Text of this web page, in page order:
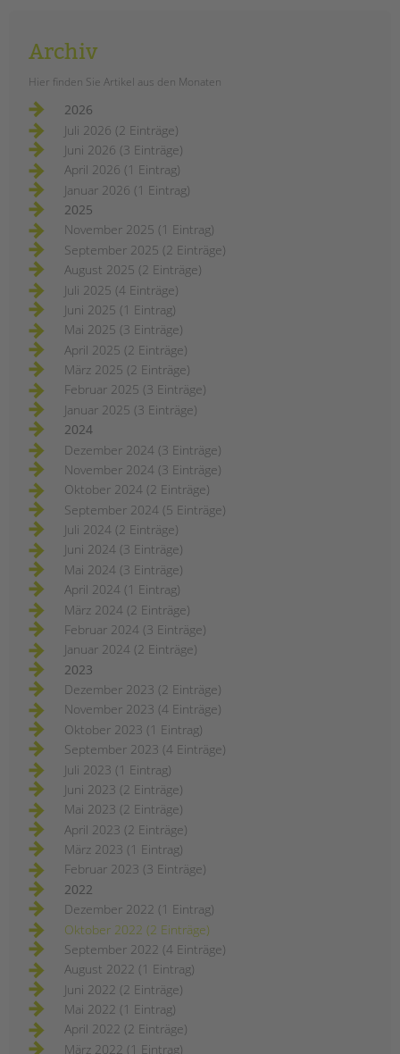
Archiv
Hier finden Sie Artikel aus den Monaten
2026
Juli 2026 (2 Einträge)
Juni 2026 (3 Einträge)
April 2026 (1 Eintrag)
Januar 2026 (1 Eintrag)
2025
November 2025 (1 Eintrag)
September 2025 (2 Einträge)
August 2025 (2 Einträge)
Juli 2025 (4 Einträge)
Juni 2025 (1 Eintrag)
Mai 2025 (3 Einträge)
April 2025 (2 Einträge)
März 2025 (2 Einträge)
Februar 2025 (3 Einträge)
Januar 2025 (3 Einträge)
2024
Dezember 2024 (3 Einträge)
November 2024 (3 Einträge)
Oktober 2024 (2 Einträge)
September 2024 (5 Einträge)
Juli 2024 (2 Einträge)
Juni 2024 (3 Einträge)
Mai 2024 (3 Einträge)
April 2024 (1 Eintrag)
März 2024 (2 Einträge)
Februar 2024 (3 Einträge)
Januar 2024 (2 Einträge)
2023
Dezember 2023 (2 Einträge)
November 2023 (4 Einträge)
Oktober 2023 (1 Eintrag)
September 2023 (4 Einträge)
Juli 2023 (1 Eintrag)
Juni 2023 (2 Einträge)
Mai 2023 (2 Einträge)
April 2023 (2 Einträge)
März 2023 (1 Eintrag)
Februar 2023 (3 Einträge)
2022
Dezember 2022 (1 Eintrag)
Oktober 2022 (2 Einträge)
September 2022 (4 Einträge)
August 2022 (1 Eintrag)
Juni 2022 (2 Einträge)
Mai 2022 (1 Eintrag)
April 2022 (2 Einträge)
März 2022 (1 Eintrag)